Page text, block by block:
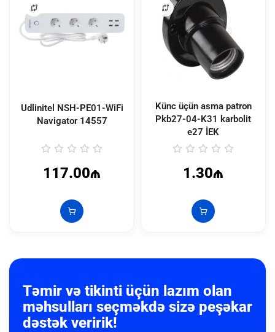
Udlinitel NSH-PE01-WiFi
Navigator 14557
117.00₼
Künc üçün asma patron
Pkb27-04-K31 karbolit
e27 İEK
1.30₼
Təmir və tikinti üçün lazım olan
məhsulları seçməkdə sizə peşəkar
dəstək veririk!